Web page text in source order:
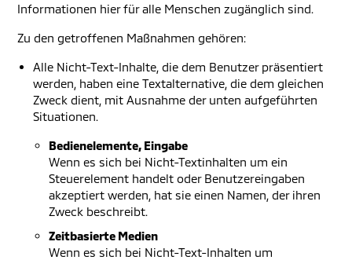
Informationen hier für alle Menschen zugänglich sind.
Zu den getroffenen Maßnahmen gehören:
Alle Nicht-Text-Inhalte, die dem Benutzer präsentiert
werden, haben eine Textalternative, die dem gleichen
Zweck dient, mit Ausnahme der unten aufgeführten
Situationen.
Bedienelemente, Eingabe
Wenn es sich bei Nicht-Textinhalten um ein
Steuerelement handelt oder Benutzereingaben
akzeptiert werden, hat sie einen Namen, der ihren
Zweck beschreibt.
Zeitbasierte Medien
Wenn es sich bei Nicht-Text-Inhalten um